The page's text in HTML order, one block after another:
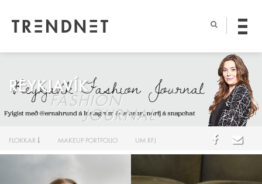
REYKJAVÍK
FASHION
JOURNAL
FLOKKAR MAKEUP PORTFOLIO UM RFJ